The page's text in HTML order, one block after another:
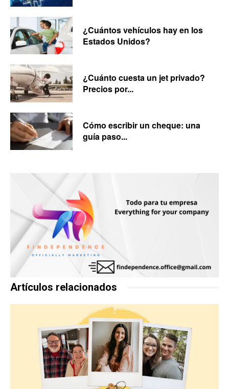
¿Cuántos vehículos hay en los
Estados Unidos?
¿Cuánto cuesta un jet privado?
Precios por...
Cómo escribir un cheque: una
guía paso...
Artículos relacionados